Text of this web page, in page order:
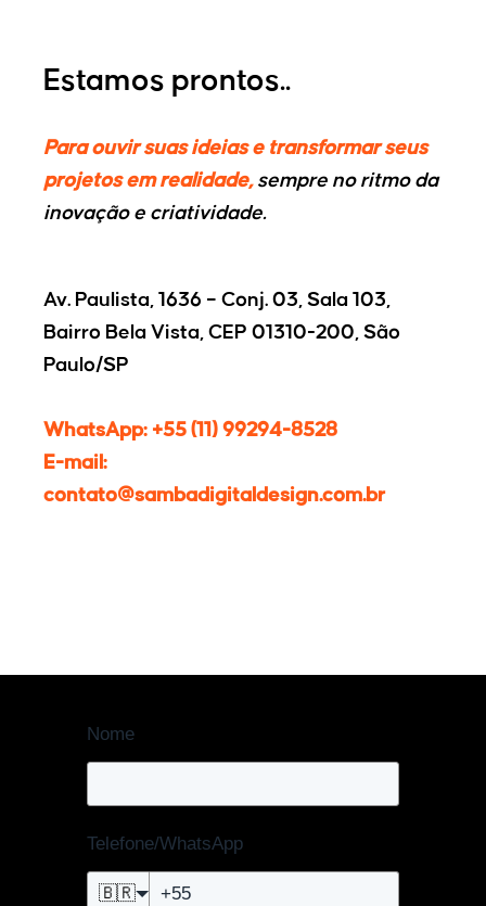
Estamos prontos..
Para ouvir suas ideias e transformar seus
projetos em realidade,sempre no ritmo da
inovação e criatividade.
Av. Paulista, 1636 – Conj. 03, Sala 103,
Bairro Bela Vista, CEP 01310-200, São
Paulo/SP
WhatsApp: +55 (11) 99294-8528
E-mail:
contato@sambadigitaldesign.com.br
Nome
Telefone/WhatsApp
🇧🇷